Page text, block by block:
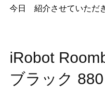
今日 紹介させていただ
iRobot
ブラック 880